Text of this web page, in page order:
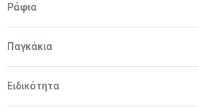
Ράφια
Παγκάκια
Ειδικότητα